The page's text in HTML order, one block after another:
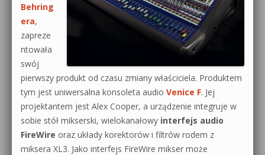
Behring
era,
zapreze
ntowała
swój
pierwszy produkt od czasu zmiany właściciela. Produktem
tym jest uniwersalna konsoleta audio Venice F. Jej
projektantem jest Alex Cooper, a urządzenie integruje w
sobie stół mikserski, wielokanałowy interfejs audio
FireWire oraz układy korektorów i filtrów rodem z
miksera XL3. Jako interfejs FireWire mikser może